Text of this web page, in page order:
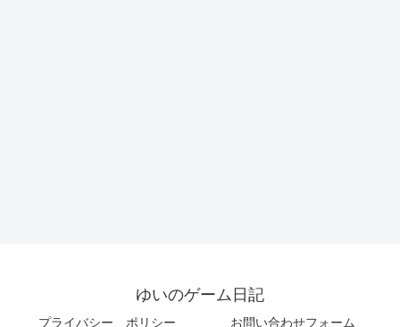
ゆいのゲーム日記
プライバシー ポリシー お問い合わせフォーム